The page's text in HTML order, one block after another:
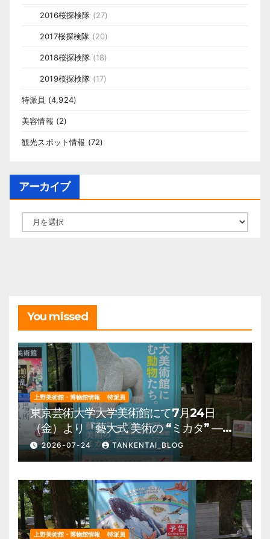
2016桜探検隊 (27)
2017桜探検隊 (20)
2018桜探検隊 (18)
2019桜探検隊 (17)
特派員 (4,924)
美容情報 (2)
観光スポット情報 (72)
アーカイブ
ー
You missed
上野美術館・博物館情報 特派員
東京芸術大学大学美術館にて7月24日
（金）より『藝大式 美術の “ミカタ” ―こ
の夏、藝大生になる―』を開催。 上野公
園 美術館・博物館 混雑情報他
2026-07-24 TANKENTAI_BLOG
上野美術館・博物館情報 特派員